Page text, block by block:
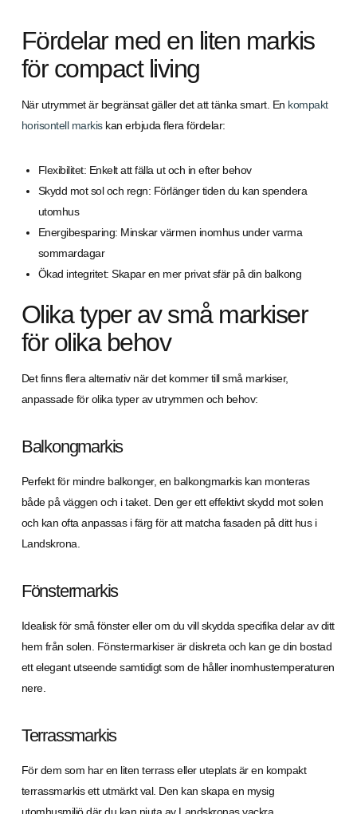
Fördelar med en liten markis
för compact living
När utrymmet är begränsat gäller det att tänka smart. En kompakt
horisontell markiskan erbjuda flera fördelar:
Flexibilitet: Enkelt att fälla ut och in efter behov
Skydd mot sol och regn: Förlänger tiden du kan spendera
utomhus
Energibesparing: Minskar värmen inomhus under varma
sommardagar
Ökad integritet: Skapar en mer privat sfär på din balkong
Olika typer av små markiser
för olika behov
Det finns flera alternativ när det kommer till små markiser,
anpassade för olika typer av utrymmen och behov:
Balkongmarkis
Perfekt för mindre balkonger, en balkongmarkis kan monteras
både på väggen och i taket. Den ger ett effektivt skydd mot solen
och kan ofta anpassas i färg för att matcha fasaden på ditt hus i
Landskrona.
Fönstermarkis
Idealisk för små fönster eller om du vill skydda specifika delar av ditt
hem från solen. Fönstermarkiser är diskreta och kan ge din bostad
ett elegant utseende samtidigt som de håller inomhustemperaturen
nere.
Terrassmarkis
För dem som har en liten terrass eller uteplats är en kompakt
terrassmarkis ett utmärkt val. Den kan skapa en mysig